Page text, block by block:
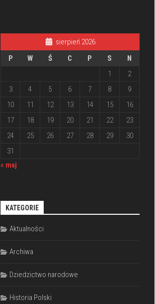
sierpień 2026
P
W Ś C P S
N
1
2
3
4 5 6 7 8
9
10
11 12 13 14 15
16
17
18 19 20 21 22
23
24
25 26 27 28 29
30
31
« maj
KATEGORIE
Aktualności
Archiwa
Dziedzictwo narodowe
Historia Polski